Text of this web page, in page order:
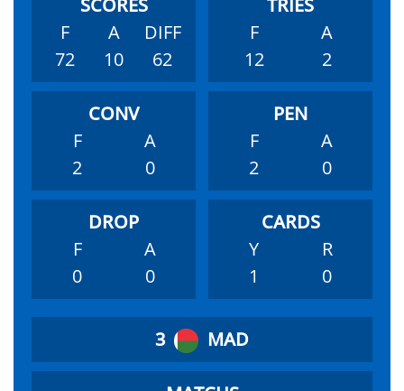
F A
DIFF
72
10 62
F
A
12
2
F
A
2
0
F
A
2
0
F
A
0
0
Y
R
1
0
3 MAD